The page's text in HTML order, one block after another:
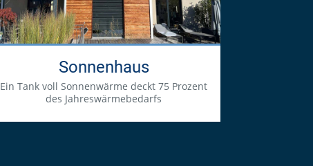
Sonnenhaus
Ein Tank voll Sonnenwärme deckt 75 Prozent
des Jahreswärmebedarfs